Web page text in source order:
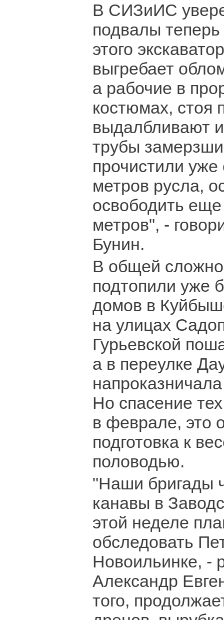
В СИЗиИС
подвалы
этого
выгребает
а рабочие в
костюмах, стоя
выдалбливают
трубы
прочистили уже
метров русла,
освободить
метров", -
Бунин.
В общей
подтопили уже
домов в
на улицах
Гурьевской
а в переулке
Но спасение
в феврале, это
подготовка к
половодью.
"Наши бригады
канавы в
этой неделе
обследовать
Новоильинке, -
Александр
того,